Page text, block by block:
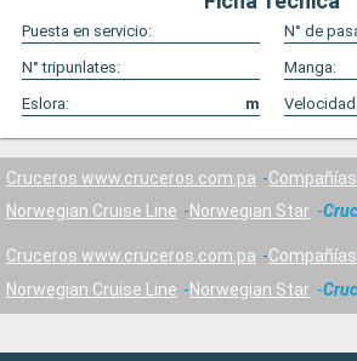
Puesta en servicio:
N° de
N° tripunlates:
Manga:
Eslora:
m
Cruceros www.cruceros.com.pa
Compañías
Norwegian Cruise Line
Norwegian Star
Cruceros www.cruceros.com.pa
Compañías
Norwegian Cruise Line
Norwegian Star